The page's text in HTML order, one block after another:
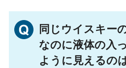
同じウイスキー
なのに液体の入
ように見えるの